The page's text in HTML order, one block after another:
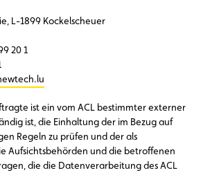
L-1899 Kockelscheuer
20 1
ist ein vom ACL bestimmter externer
ist, die Einhaltung der im Bezug auf
Regeln zu prüfen und der als
Aufsichtsbehörden und die betroffenen
die die Datenverarbeitung des ACL